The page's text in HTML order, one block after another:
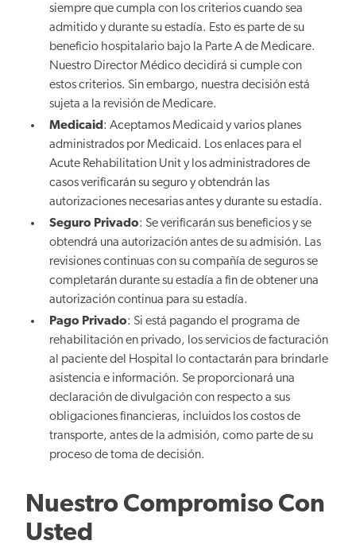
siempre que cumpla con los criterios cuando sea
admitido y durante su estadía. Esto es parte de su
beneficio hospitalario bajo la Parte A de Medicare.
Nuestro Director Médico decidirá si cumple con
estos criterios. Sin embargo, nuestra decisión está
sujeta a la revisión de Medicare.
Medicaid : Aceptamos Medicaid y varios planes
administrados por Medicaid. Los enlaces para el
Acute Rehabilitation Unit y los administradores de
casos verificarán su seguro y obtendrán las
autorizaciones necesarias antes y durante su estadía.
Seguro Privado: Se verificarán sus beneficios y se
obtendrá una autorización antes de su admisión. Las
revisiones continuas con su compañía de seguros se
completarán durante su estadía a fin de obtener una
autorización continua para su estadía.
Pago Privado: Si está pagando el programa de
rehabilitación en privado, los servicios de facturación
al paciente del Hospital lo contactarán para brindarle
asistencia e información. Se proporcionará una
declaración de divulgación con respecto a sus
obligaciones financieras, incluidos los costos de
transporte, antes de la admisión, como parte de su
proceso de toma de decisión.
Nuestro Compromiso Con
Usted